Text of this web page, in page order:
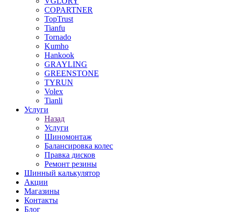
COPARTNER
TopTrust
Tianfu
Tornado
Kumho
Hankook
GRAYLING
GREENSTONE
TYRUN
Volex
Tianli
Услуги
Назад
Услуги
Шиномонтаж
Балансировка колес
Правка дисков
Ремонт резины
Шинный калькулятор
Акции
Магазины
Контакты
Блог